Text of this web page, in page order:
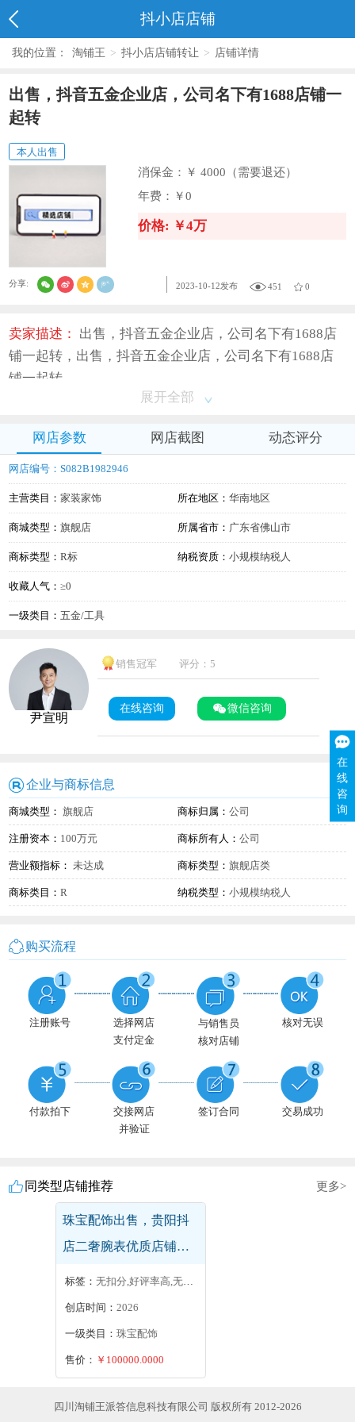
抖小店店铺
我的位置： 淘铺王 > 抖小店店铺转让 > 店铺详情
出售，抖音五金企业店，公司名下有1688店铺一
起转
本人出售
消保金：
￥ 4000（需要退还）
年费：
￥0
价格: ￥4万
分享: 2023-10-12发布 451 0
卖家描述：
出售，抖音五金企业店，公司名下有1688店
铺一起转，出售，抖音五金企业店，公司名下有1688店
铺一起转
展开全部
网店参数 网店截图 动态评分
网店编号：S082B1982946
主营类目：家装家饰 所在地区： 华南地区
商城类型：旗舰店 所属省市： 广东省佛山市
商标类型：R标 纳税资质： 小规模纳税人
收藏人气：≥0
一级类目：五金/工具
尹宣明
销售冠军 评分：5
在线咨询 微信咨询
企业与商标信息
商城类型： 旗舰店 商标归属： 公司
注册资本： 100万元 商标所有人： 公司
营业额指标： 未达成 商标类型： 旗舰店类
商标类目：R 纳税类型： 小规模纳税人
购买流程
注册账号
选择网店
支付定金
与销售员
核对店铺
核对无误
付款拍下
交接网店
并验证
签订合同 交易成功
同类型店铺推荐 更多>
出售，抖音小店，猫狗
活体类目，诚心出售，
标签：无扣分
一级类目：
售价：
在
线
咨
询
四川淘铺王派答信息科技有限公司 版权所有 2012-2026